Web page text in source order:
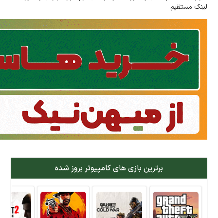
لینک مستقیم
برترین بازی های کامپیوتر بروز شده